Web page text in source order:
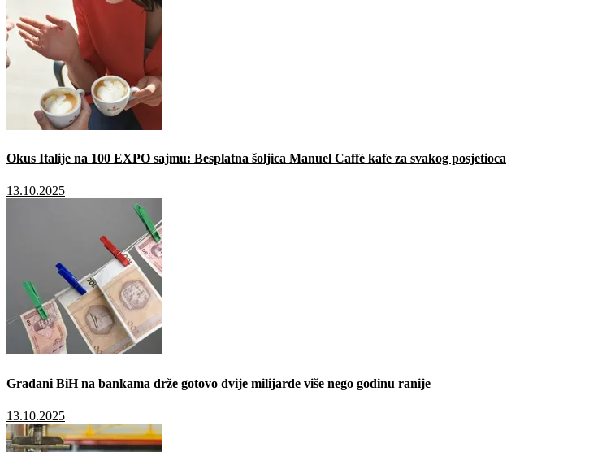
Okus Italije na 100 EXPO sajmu: Besplatna šoljica Manuel Caffé kafe za svakog posjetioca
13.10.2025
Građani BiH na bankama drže gotovo dvije milijarde više nego godinu ranije
13.10.2025